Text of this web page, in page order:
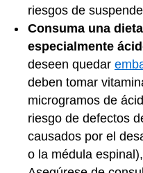
riesgos de
Consuma una
especialmente
deseen quedar
deben tomar
microgramos de
riesgo de defectos
causados por el
o la médula